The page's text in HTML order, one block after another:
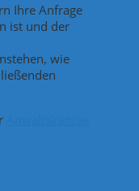
Ihre Anfrage
ist und der
wie